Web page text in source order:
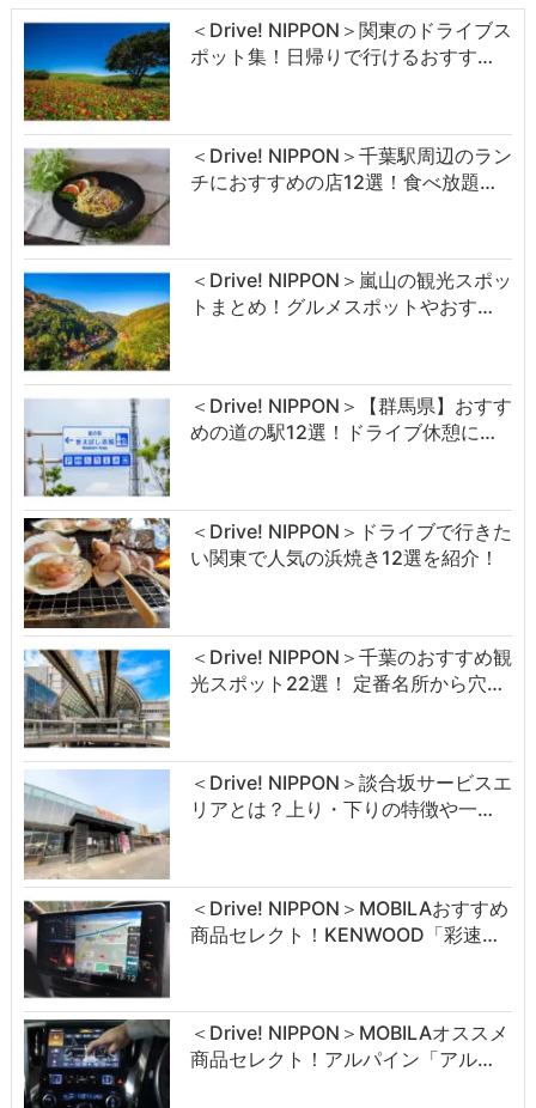
＜Drive! NIPPON＞関東のドライブス
ポット集！日帰りで行けるおすす…
＜Drive! NIPPON＞千葉駅周辺のラン
チにおすすめの店12選！食べ放題…
＜Drive! NIPPON＞嵐山の観光スポッ
トまとめ！グルメスポットやおす…
＜Drive! NIPPON＞【群馬県】おすす
めの道の駅12選！ドライブ休憩に…
＜Drive! NIPPON＞ドライブで行きた
い関東で人気の浜焼き12選を紹介！
＜Drive! NIPPON＞千葉のおすすめ観
光スポット22選！ 定番名所から穴…
＜Drive! NIPPON＞談合坂サービスエ
リアとは？上り・下りの特徴や一…
＜Drive! NIPPON＞MOBILAおすすめ
商品セレクト！KENWOOD「彩速…
＜Drive! NIPPON＞MOBILAオススメ
商品セレクト！アルパイン「アル…